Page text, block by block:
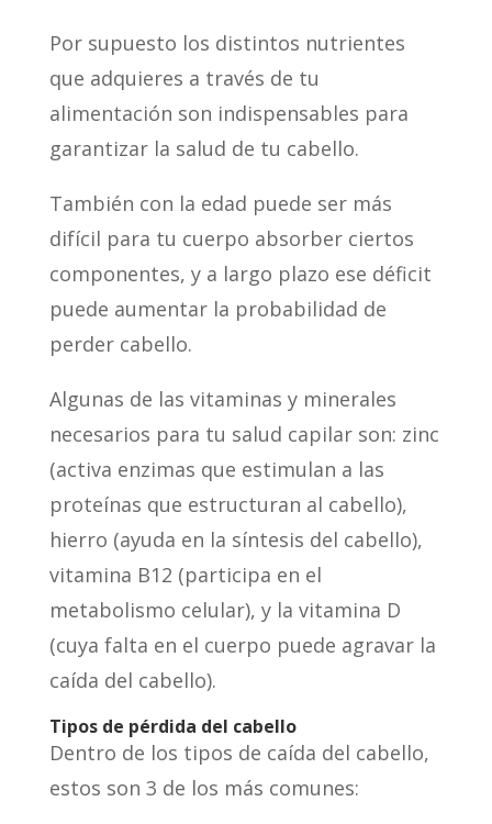
Por supuesto los distintos nutrientes
que adquieres a través de tu
alimentación son indispensables para
garantizar la salud de tu cabello.
También con la edad puede ser más
difícil para tu cuerpo absorber ciertos
componentes, y a largo plazo ese déficit
puede aumentar la probabilidad de
perder cabello.
Algunas de las vitaminas y minerales
necesarios para tu salud capilar son: zinc
(activa enzimas que estimulan a las
proteínas que estructuran al cabello),
hierro (ayuda en la síntesis del cabello),
vitamina B12 (participa en el
metabolismo celular), y la vitamina D
(cuya falta en el cuerpo puede agravar la
caída del cabello).
Tipos de pérdida del cabello
Dentro de los tipos de caída del cabello,
estos son 3 de los más comunes: